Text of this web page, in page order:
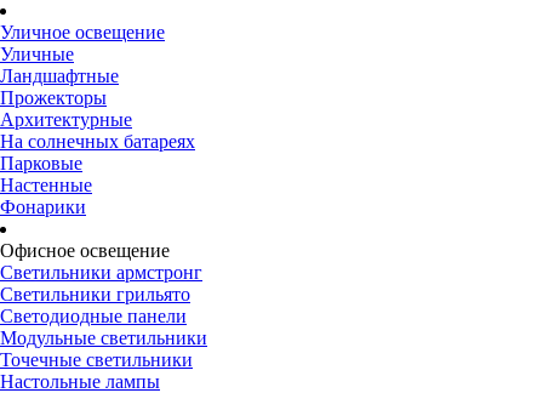
Уличное освещение
Уличные
Ландшафтные
Прожекторы
Архитектурные
На солнечных батареях
Парковые
Настенные
Фонарики
Офисное освещение
Светильники армстронг
Светильники грильято
Светодиодные панели
Модульные светильники
Точечные светильники
Настольные лампы